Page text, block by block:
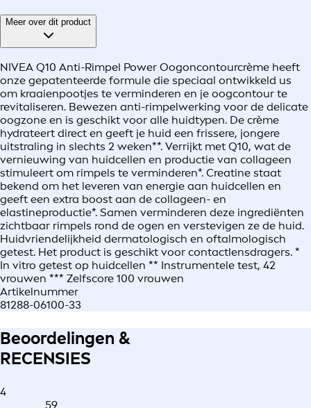
Meer over dit product
NIVEA Q10 Anti-Rimpel Power Oogoncontourcrème heeft
onze gepatenteerde formule die speciaal ontwikkeld us
om kraaienpootjes te verminderen en je oogcontour te
revitaliseren. Bewezen anti-rimpelwerking voor de delicate
oogzone en is geschikt voor alle huidtypen. De crème
hydrateert direct en geeft je huid een frissere, jongere
uitstraling in slechts 2 weken**. Verrijkt met Q10, wat de
vernieuwing van huidcellen en productie van collageen
stimuleert om rimpels te verminderen*. Creatine staat
bekend om het leveren van energie aan huidcellen en
geeft een extra boost aan de collageen- en
elastineproductie*. Samen verminderen deze ingrediënten
zichtbaar rimpels rond de ogen en verstevigen ze de huid.
Huidvriendelijkheid dermatologisch en oftalmologisch
getest. Het product is geschikt voor contactlensdragers. *
In vitro getest op huidcellen ** Instrumentele test, 42
vrouwen *** Zelfscore 100 vrouwen
Artikelnummer
81288-06100-33
Beoordelingen &
RECENSIES
4
59